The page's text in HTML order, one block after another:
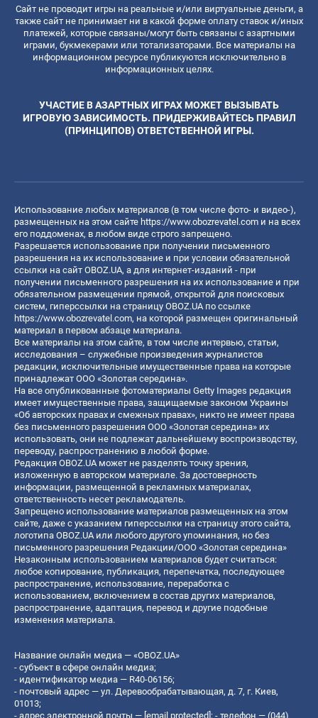
Сайт не проводит игры на реальные и/или виртуальные деньги, а
также сайт не принимает ни в какой форме оплату ставок и/иных
платежей, которые связаны/могут быть связаны с азартными
играми, букмекерами или тотализаторами. Все материалы на
информационном ресурсе публикуются исключительно в
информационных целях.
УЧАСТИЕ В АЗАРТНЫХ ИГРАХ МОЖЕТ ВЫЗЫВАТЬ
ИГРОВУЮ ЗАВИСИМОСТЬ. ПРИДЕРЖИВАЙТЕСЬ ПРАВИЛ
(ПРИНЦИПОВ) ОТВЕТСТВЕННОЙ ИГРЫ.
Использование любых материалов (в том числе фото- и видео-),
размещенных на этом сайте https://www.obozrevatel.com и на всех
его поддоменах, в любом виде строго запрещено.
Разрешается использование при получении письменного
разрешения на их использование и при условии обязательной
ссылки на сайт OBOZ.UA, а для интернет-изданий - при
получении письменного разрешения на их использование и при
обязательном размещении прямой, открытой для поисковых
систем, гиперссылки на страницу OBOZ.UA по ссылке
https://www.obozrevatel.com, на которой размещен оригинальный
материал в первом абзаце материала.
Все материалы на этом сайте, в том числе интервью, статьи,
исследования – служебные произведения журналистов
редакции, исключительные имущественные права на которые
принадлежат ООО «Золотая середина».
На все опубликованные фотоматериалы Getty Images редакция
имеет имущественные права, защищаемые законом Украины
«Об авторских правах и смежных правах», никто не имеет права
без письменного разрешения ООО «Золотая середина» их
использовать, они не подлежат дальнейшему воспроизводству,
переводу, распространению в любой форме.
Редакция OBOZ.UA может не разделять точку зрения,
изложенную в авторском материале. За достоверность
информации, размещенной в рекламных материалах,
ответственность несет рекламодатель.
Запрещено использование материалов размещенных на этом
сайте, даже с указанием гиперссылки на страницу этого сайта,
логотипа OBOZ.UA или любого другого упоминания, но без
письменного разрешения Редакции/ООО «Золотая середина»
Незаконным использованием материалов будет считаться:
любое копирование, публикация, перепечатка, последующее
распространение, использование, переработка с
использованием, включением в состав других материалов,
распространение, адаптация, перевод и другие подобные
изменения материала.
Название онлайн медиа — «OBOZ.UA»
- субъект в сфере онлайн медиа;
- идентификатор медиа — R40-06156;
- почтовый адрес — ул. Деревообрабатывающая, д. 7, г. Киев,
01013;
- адрес электронной почты — [email protected]; - телефон — (044)